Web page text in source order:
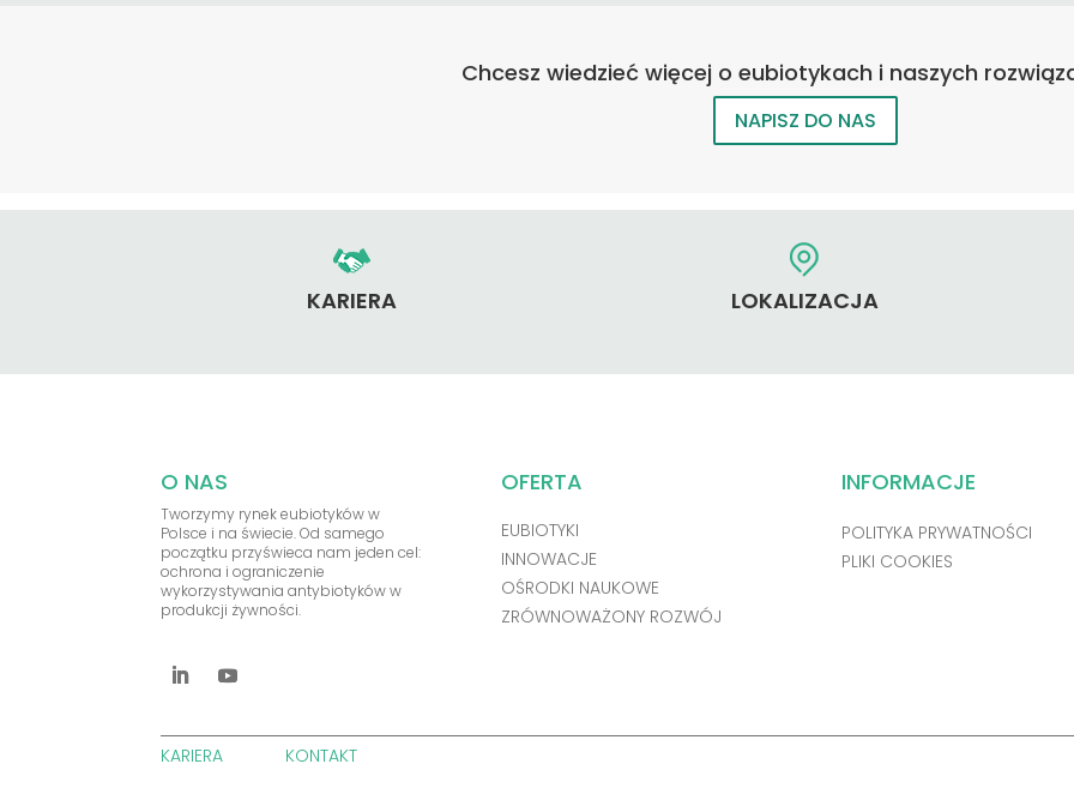
Chcesz wiedzieć więcej o eubiotykach i naszych
NAPISZ DO NAS
KARIERA LOKALIZACJA
O NAS
Tworzymy rynek eubiotyków w
Polsce i na świecie. Od samego
początku przyświeca nam jeden cel:
ochrona i ograniczenie
wykorzystywania antybiotyków w
produkcji żywności.
OFERTA
EUBIOTYKI
INNOWACJE
OŚRODKI NAUKOWE
ZRÓWNOWAŻONY ROZWÓJ
INFORMACJE
POLITYKA PRYWATNOŚCI
PLIKI COOKIES
KARIERA KONTAKT